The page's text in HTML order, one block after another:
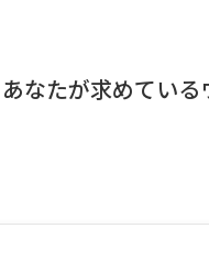
なたが求めている